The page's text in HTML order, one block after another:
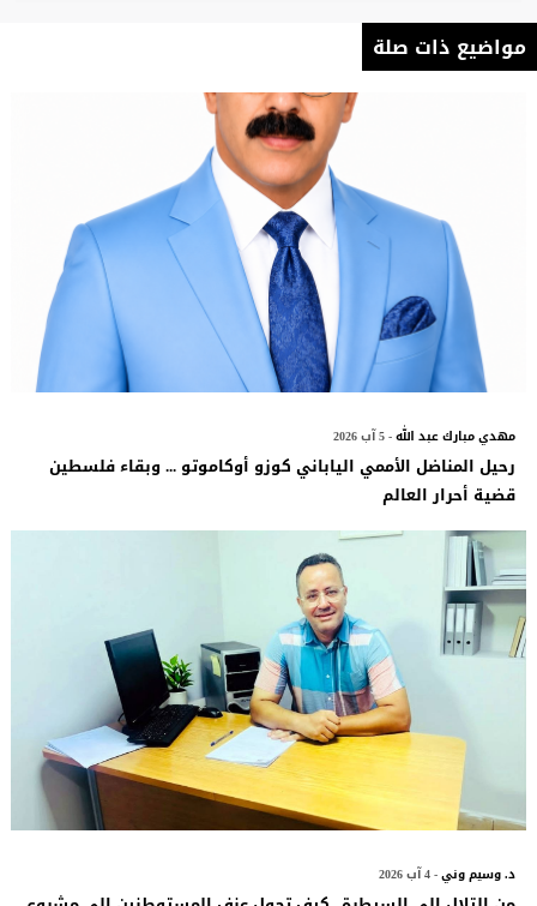
مواضيع ذات صلة
مهدي مبارك عبد الله- 5 آب 2026
رحيل المناضل الأممي الياباني كوزو أوكاموتو ... وبقاء فلسطين
قضية أحرار العالم
د. وسيم وني- 4 آب 2026